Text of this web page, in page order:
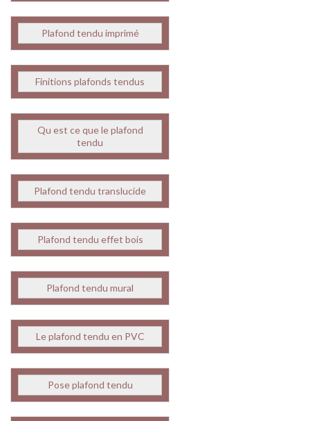
Plafond tendu imprimé
Finitions plafonds tendus
Qu est ce que le plafond
tendu
Plafond tendu translucide
Plafond tendu effet bois
Plafond tendu mural
Le plafond tendu en PVC
Pose plafond tendu